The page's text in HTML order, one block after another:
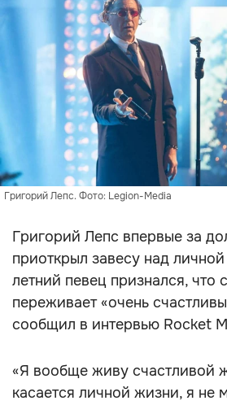
Григорий Лепс. Фото: Legion-Media
Григорий Лепс впервые за
приоткрыл завесу над
летний певец признался, что
переживает «очень
сообщил в интервью Rocket
«Я вообще живу счастливой
касается личной жизни, я не